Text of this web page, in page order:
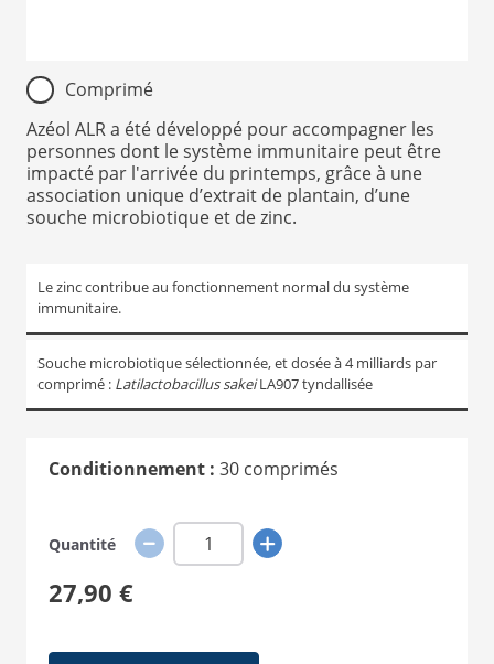
Item
1
of
1
Comprimé
Azéol ALR a été développé pour accompagner les
personnes dont le système immunitaire peut être
impacté par l'arrivée du printemps, grâce à une
association unique d’extrait de plantain, d’une
souche microbiotique et de zinc.
Le zinc contribue au fonctionnement normal du système
immunitaire.
Souche microbiotique sélectionnée, et dosée à 4 milliards par
comprimé : Latilactobacillus sakeiLA907 tyndallisée
Conditionnement : 30 comprimés
Quantité
27,90 €